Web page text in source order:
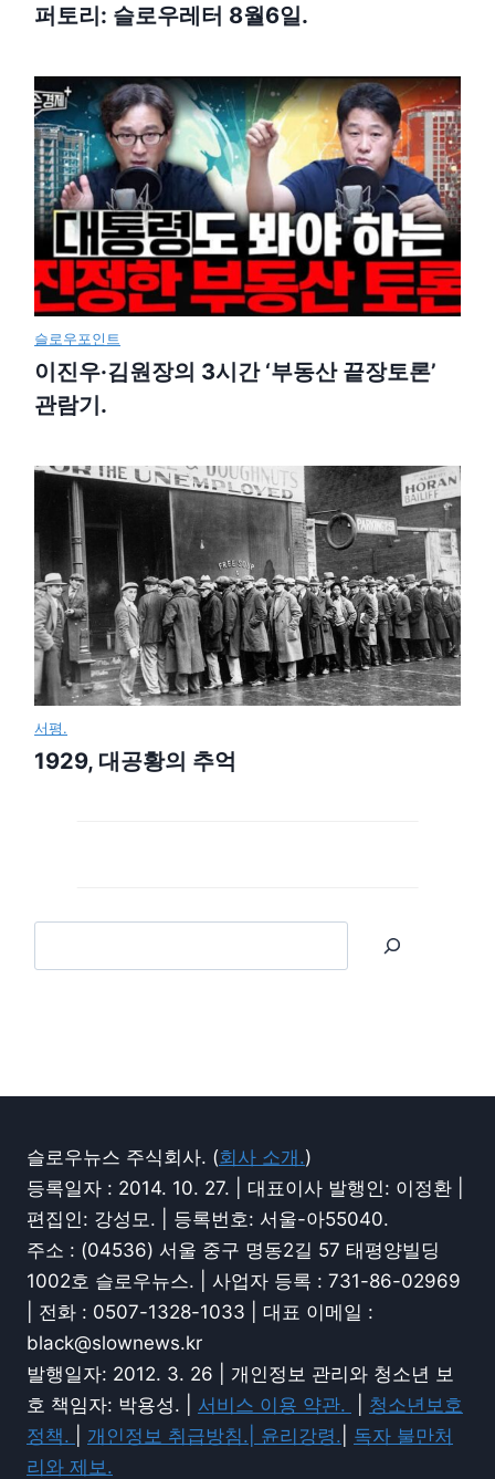
퍼토리: 슬로우레터 8월6일.
슬로우포인트
이진우·김원장의 3시간 ‘부동산 끝장토론’
관람기.
서평.
1929, 대공황의 추억
슬로우뉴스 주식회사. (회사 소개.)
등록일자 : 2014. 10. 27. | 대표이사 발행인: 이정환 |
편집인: 강성모. | 등록번호: 서울-아55040.
주소 : (04536) 서울 중구 명동2길 57 태평양빌딩
1002호 슬로우뉴스. | 사업자 등록 : 731-86-02969
| 전화 : 0507-1328-1033 | 대표 이메일 :
black@slownews.kr
발행일자: 2012. 3. 26 | 개인정보 관리와 청소년 보
호 책임자: 박용성. | 서비스 이용 약관.
청소년보호
정책.
개인정보 취급방침.| 윤리강령.
독자 불만처
리와 제보.